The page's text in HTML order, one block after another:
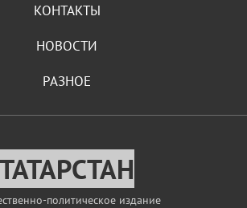
КОНТАКТЫ
НОВОСТИ
РАЗНОЕ
ТАТАРСТАН
политическое издание